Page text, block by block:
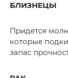
БЛИЗНЕЦЫ
Придется
которые
запас